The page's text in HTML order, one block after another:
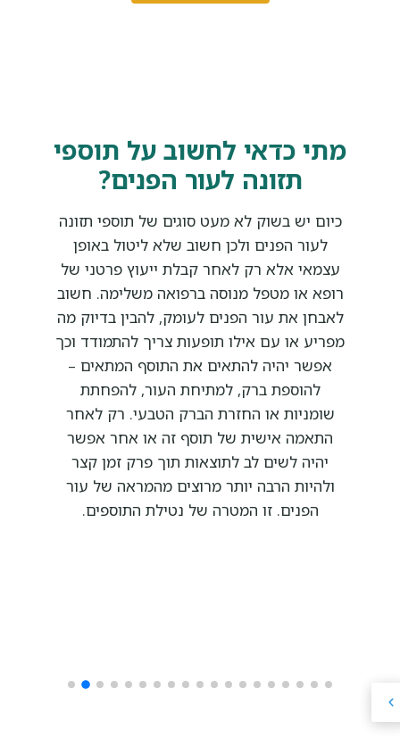
מתי כדאי לחשוב על תוספי
תזונה לעור הפנים?
כיום יש בשוק לא מעט סוגים של תוספי תזונה
לעור הפנים ולכן חשוב שלא ליטול באופן
עצמאי אלא רק לאחר קבלת ייעוץ פרטני של
רופא או מטפל מנוסה ברפואה משלימה. חשוב
לאבחן את עור הפנים לעומק, להבין בדיוק מה
מפריע או עם אילו תופעות צריך להתמודד וכך
אפשר יהיה להתאים את התוסף המתאים –
להוספת ברק, למתיחת העור, להפחתת
שומניות או החזרת הברק הטבעי. רק לאחר
התאמה אישית של תוסף זה או אחר אפשר
יהיה לשים לב לתוצאות תוך פרק זמן קצר
ולהיות הרבה יותר מרוצים מהמראה של עור
הפנים. זו המטרה של נטילת התוספים.